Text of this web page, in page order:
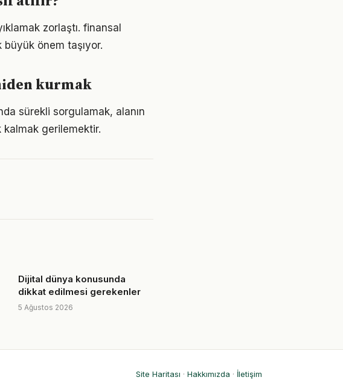
zorlaştı. finansal
önem taşıyor.
kurmak
sürekli sorgulamak, alanın
kalmak gerilemektir.
Dijital dünya konusunda
dikkat edilmesi gerekenler
5 Ağustos 2026
Site Haritası · Hakkımızda · İletişim